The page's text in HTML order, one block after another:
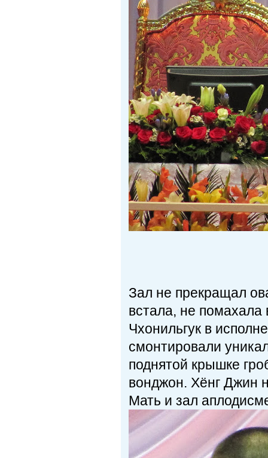
Зал не прекращал
встала, не
Чхонильгук в
смонтировали
поднятой крышке
вонджон. Хёнг Джин
Мать и зал